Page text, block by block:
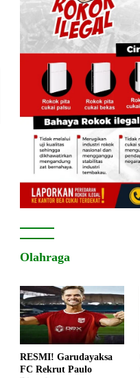
Olahraga
RESMI! Garudayaksa
FC Rekrut Paulo